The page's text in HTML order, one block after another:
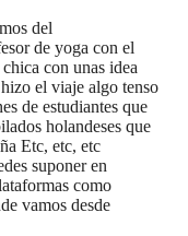
del
de yoga con el
con unas idea
el viaje algo tenso
de estudiantes que
holandeses que
Etc, etc, etc
suponer en
como
vamos desde